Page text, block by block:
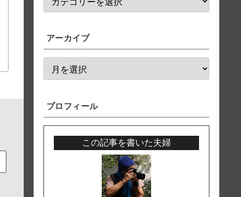
アーカイブ
プロフィール
この記事を書いた夫婦